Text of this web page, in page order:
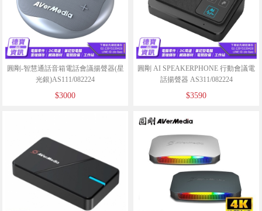
圓剛-智慧通話音箱電話會議揚聲器(星
光銀)AS111/082224
$3000
圓剛 AI SPEAKERPHONE 行動會議電
話揚聲器 AS311/082224
$3590